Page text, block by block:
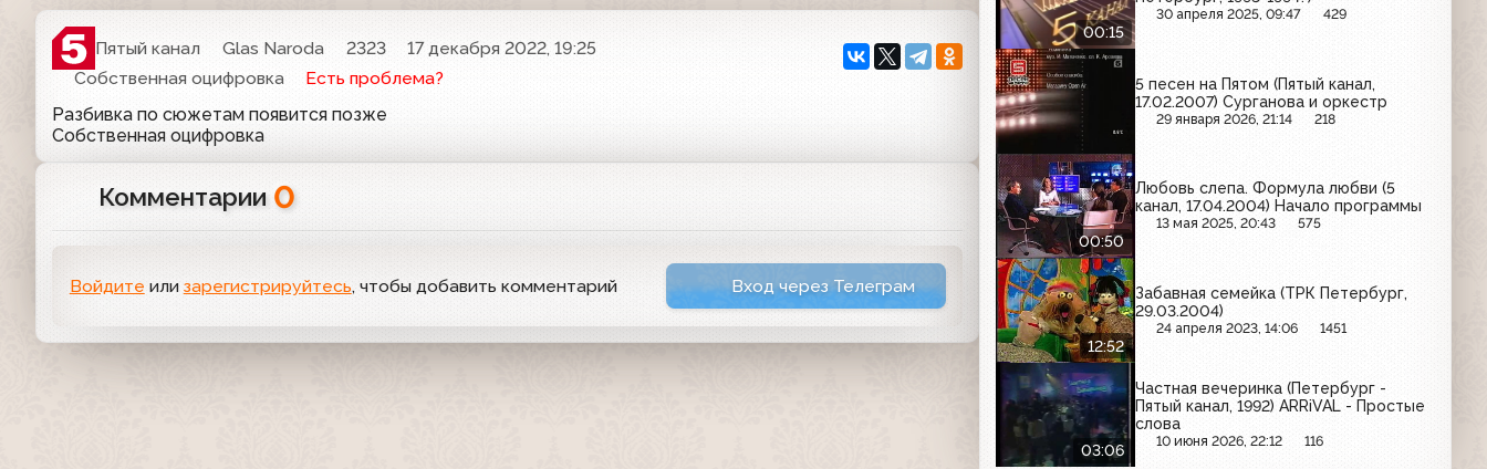
Пятый канал Glas Naroda 2323
17 декабря 2022, 19:25
Собственная оцифровка
Есть проблема?
Разбивка по сюжетам появится позже
Собственная оцифровка
Комментарии 0
Войдите или зарегистрируйтесь, чтобы добавить комментарий Вход через Телеграм
00:15
30 апреля 2025, 09:47 429
5 песен на Пятом (Пятый канал,
17.02.2007) Сурганова и оркестр
29 января 2026, 21:14 218
00:50
Любовь слепа. Формула любви (5
канал, 17.04.2004) Начало программы
13 мая 2025, 20:43 575
12:52
Забавная семейка (ТРК Петербург,
29.03.2004)
24 апреля 2023, 14:06 1451
03:06
Частная вечеринка (Петербург -
Пятый канал, 1992) ARRiVAL - Простые
слова
10 июня 2026, 22:12 116